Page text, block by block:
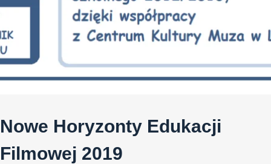
Nowe Horyzonty Edukacji
Filmowej 2019